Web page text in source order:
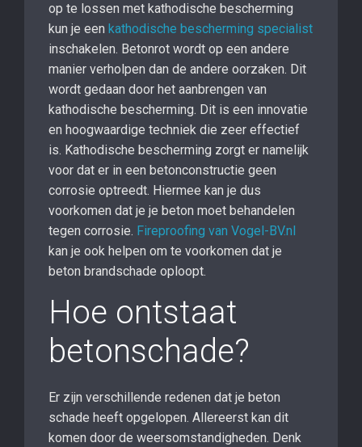
op te lossen met kathodische bescherming
kun je een kathodische bescherming specialist
inschakelen. Betonrot wordt op een andere
manier verholpen dan de andere oorzaken. Dit
wordt gedaan door het aanbrengen van
kathodische bescherming. Dit is een innovatie
en hoogwaardige techniek die zeer effectief
is. Kathodische bescherming zorgt er namelijk
voor dat er in een betonconstructie geen
corrosie optreedt. Hiermee kan je dus
voorkomen dat je je beton moet behandelen
tegen corrosie. Fireproofing van Vogel-BV.nl
kan je ook helpen om te voorkomen dat je
beton brandschade oploopt.
Hoe ontstaat
betonschade?
Er zijn verschillende redenen dat je beton
schade heeft opgelopen. Allereerst kan dit
komen door de weersomstandigheden. Denk